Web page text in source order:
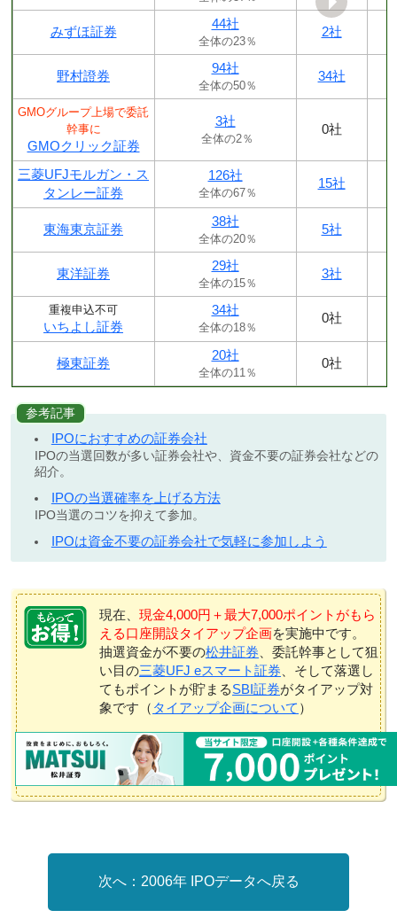
みずほ証券
44社
全体の23％
2社
野村證券
94社
全体の50％
34社
GMOグループ上場で委託
幹事に
GMOクリック証券
3社
全体の2％
0社
三菱UFJモルガン・ス
タンレー証券
126社
全体の67％
15社
東海東京証券
38社
全体の20％
5社
東洋証券
29社
全体の15％
3社
重複申込不可
いちよし証券
34社
全体の18％
0社
極東証券
20社
全体の11％
0社
参考記事
IPOにおすすめの証券会社
IPOの当選回数が多い証券会社や、資金不要の証券会社などの
紹介。
IPOの当選確率を上げる方法
IPO当選のコツを抑えて参加。
IPOは資金不要の証券会社で気軽に参加しよう
現在、 現金4,000円＋最大7,000ポイントがもら
える口座開設タイアップ企画を実施中です。
抽選資金が不要の松井証券 、委託幹事として狙
い目の三菱UFJ eスマート証券 、そして落選し
てもポイントが貯まるSBI証券がタイアップ対
象です（ タイアップ企画について ）
2006年 IPOデータへ戻る